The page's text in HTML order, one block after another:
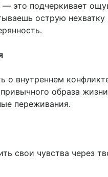
это подчеркивает
острую
о внутреннем
образа
переживания.
свои чувства через